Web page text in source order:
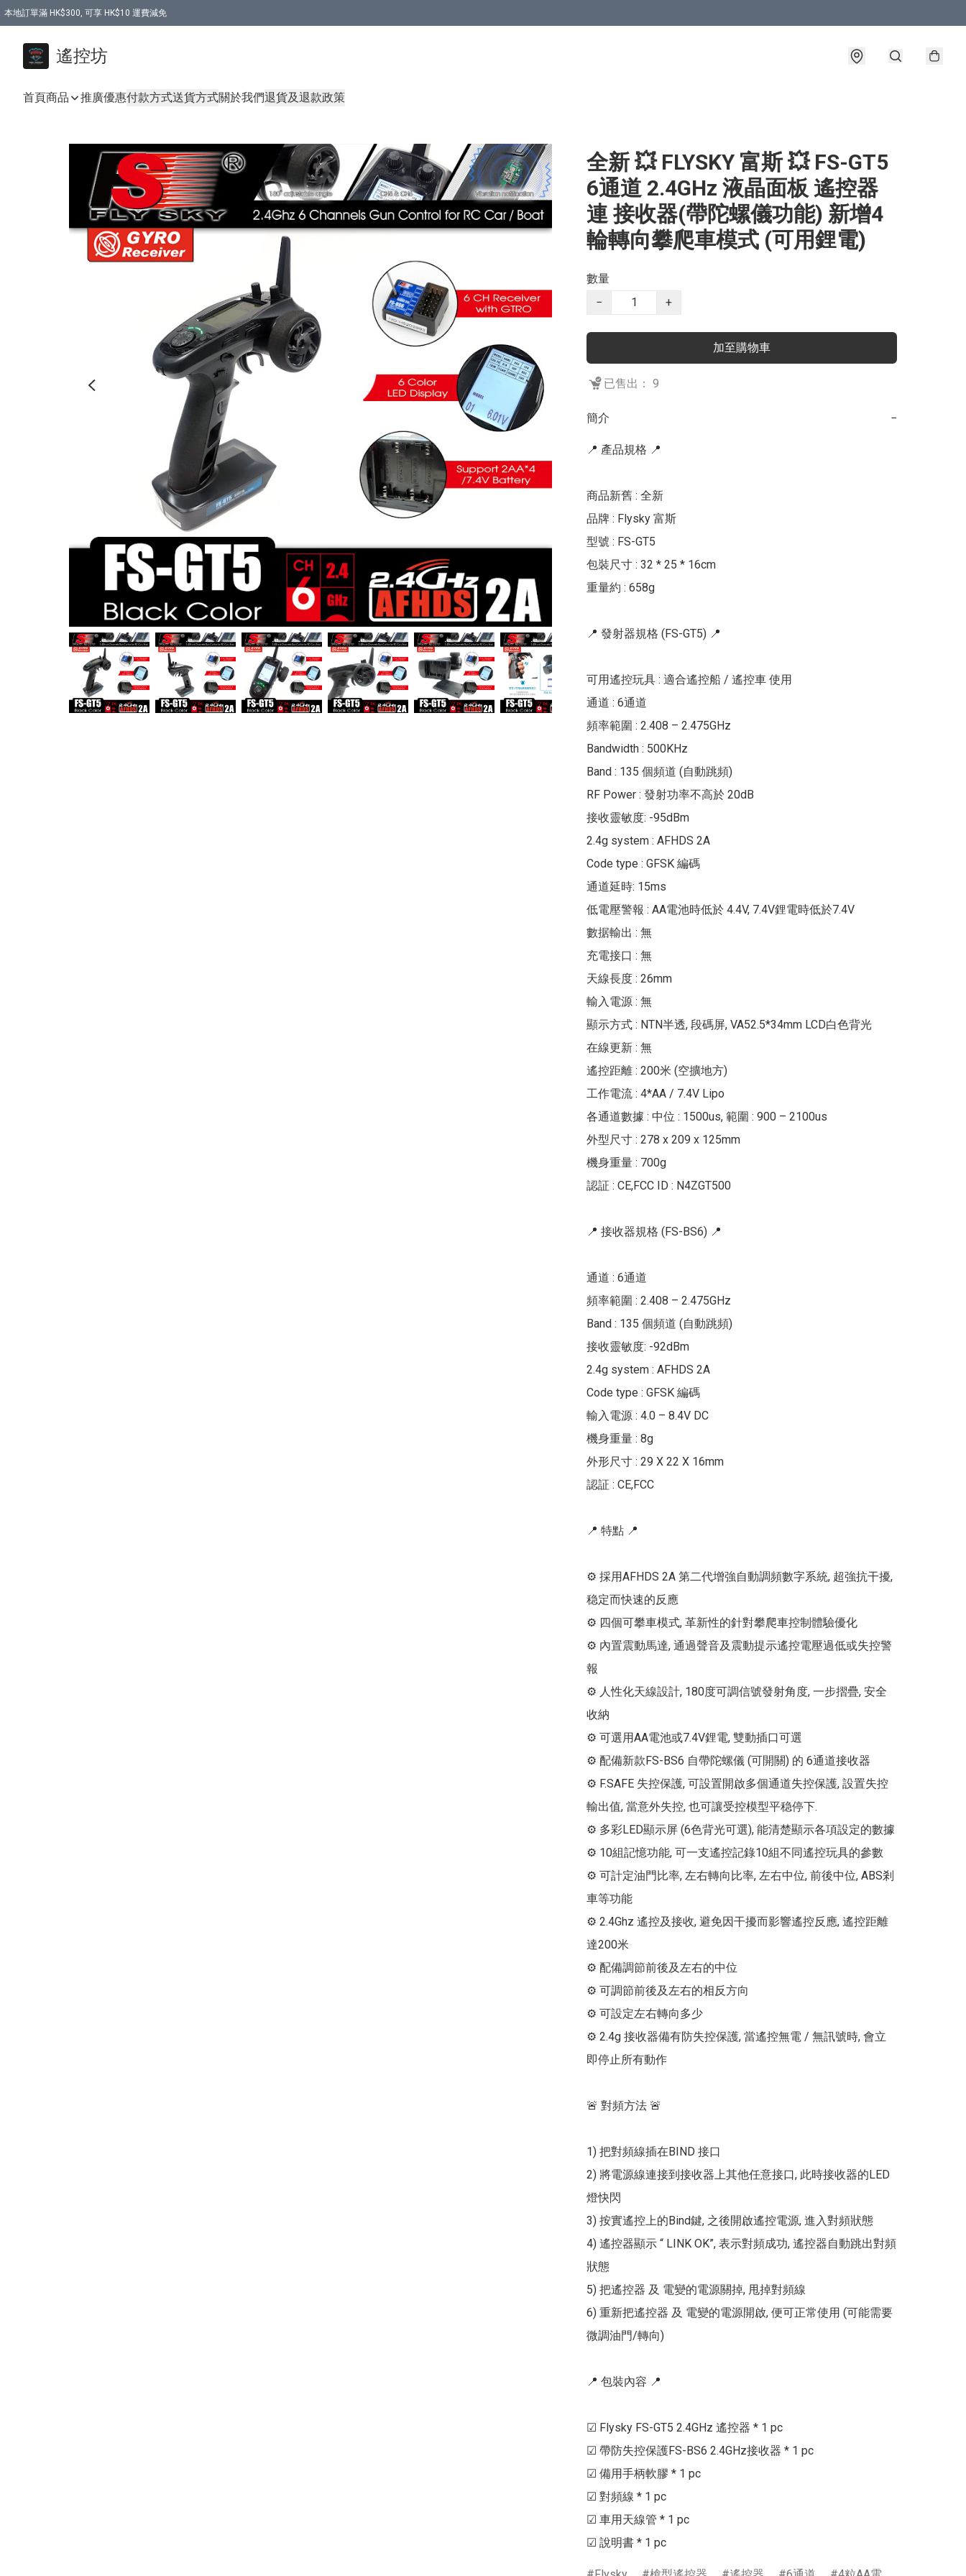
本地訂單滿 HK$300, 可享 HK$10 運費減免
遙控坊
首頁商品 推廣優惠付款方式送貨方式關於我們退貨及退款政策
全新 💥 FLYSKY 富斯 💥 FS-GT5
6通道 2.4GHz 液晶面板 遙控器
連 接收器(帶陀螺儀功能) 新增4
輪轉向攀爬車模式 (可用鋰電)
數量
−
+
加至購物車
已售出： 9
簡介 −
📍 產品規格 📍
商品新舊 : 全新
品牌 : Flysky 富斯
型號 : FS-GT5
包裝尺寸 : 32 * 25 * 16cm
重量約 : 658g
📍 發射器規格 (FS-GT5) 📍
可用遙控玩具 : 適合遙控船 / 遙控車 使用
通道 : 6通道
頻率範圍 : 2.408 – 2.475GHz
Bandwidth : 500KHz
Band : 135 個頻道 (自動跳頻)
RF Power : 發射功率不高於 20dB
接收靈敏度: -95dBm
2.4g system : AFHDS 2A
Code type : GFSK 編碼
通道延時: 15ms
低電壓警報 : AA電池時低於 4.4V, 7.4V鋰電時低於7.4V
數据輸出 : 無
充電接口 : 無
天線長度 : 26mm
輸入電源 : 無
顯示方式 : NTN半透, 段碼屏, VA52.5*34mm LCD白色背光
在線更新 : 無
遙控距離 : 200米 (空擴地方)
工作電流 : 4*AA / 7.4V Lipo
各通道數據 : 中位 : 1500us, 範圍 : 900 – 2100us
外型尺寸 : 278 x 209 x 125mm
機身重量 : 700g
認証 : CE,FCC ID : N4ZGT500
📍 接收器規格 (FS-BS6) 📍
通道 : 6通道
頻率範圍 : 2.408 – 2.475GHz
Band : 135 個頻道 (自動跳頻)
接收靈敏度: -92dBm
2.4g system : AFHDS 2A
Code type : GFSK 編碼
輸入電源 : 4.0 – 8.4V DC
機身重量 : 8g
外形尺寸 : 29 X 22 X 16mm
認証 : CE,FCC
📍 特點 📍
⚙ 採用AFHDS 2A 第二代增強自動調頻數字系統, 超強抗干擾,
稳定而快速的反應
⚙ 四個可攀車模式, 革新性的針對攀爬車控制體驗優化
⚙ 內置震動馬達, 通過聲音及震動提示遙控電壓過低或失控警
報
⚙ 人性化天線設計, 180度可調信號發射角度, 一步摺疊, 安全
收納
⚙ 可選用AA電池或7.4V鋰電, 雙動插口可選
⚙ 配備新款FS-BS6 自帶陀螺儀 (可開關) 的 6通道接收器
⚙ F.SAFE 失控保護, 可設置開啟多個通道失控保護, 設置失控
輸出值, 當意外失控, 也可讓受控模型平稳停下.
⚙ 多彩LED顯示屏 (6色背光可選), 能清楚顯示各項設定的數據
⚙ 10組記憶功能, 可一支遙控記錄10組不同遙控玩具的參數
⚙ 可計定油門比率, 左右轉向比率, 左右中位, 前後中位, ABS剎
車等功能
⚙ 2.4Ghz 遙控及接收, 避免因干擾而影響遙控反應, 遙控距離
達200米
⚙ 配備調節前後及左右的中位
⚙ 可調節前後及左右的相反方向
⚙ 可設定左右轉向多少
⚙ 2.4g 接收器備有防失控保護, 當遙控無電 / 無訊號時, 會立
即停止所有動作
🚨 對頻方法 🚨
1) 把對頻線插在BIND 接口
2) 將電源線連接到接收器上其他任意接口, 此時接收器的LED
燈快閃
3) 按實遙控上的Bind鍵, 之後開啟遙控電源, 進入對頻狀態
4) 遙控器顯示 “ LINK OK”, 表示對頻成功, 遙控器自動跳出對頻
狀態
5) 把遙控器 及 電變的電源關掉, 甩掉對頻線
6) 重新把遙控器 及 電變的電源開啟, 便可正常使用 (可能需要
微調油門/轉向)
📍 包裝內容 📍
☑ Flysky FS-GT5 2.4GHz 遙控器 * 1 pc
☑ 帶防失控保護FS-BS6 2.4GHz接收器 * 1 pc
☑ 備用手柄軟膠 * 1 pc
☑ 對頻線 * 1 pc
☑ 車用天線管 * 1 pc